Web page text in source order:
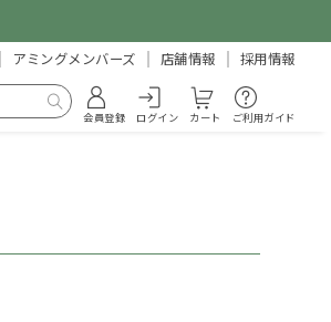
アミングメンバーズ 店舗情報 採用情報
会員登録 ログイン カート ご利用ガイド